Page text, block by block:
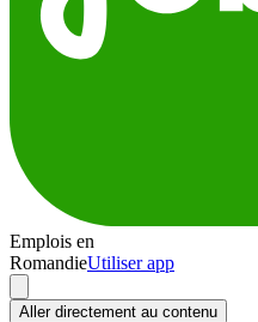
Emplois en
RomandieUtiliser app
Aller directement au contenu